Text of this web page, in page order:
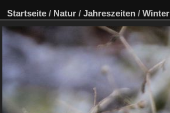
Startseite / Natur / Jahreszeiten / Winter